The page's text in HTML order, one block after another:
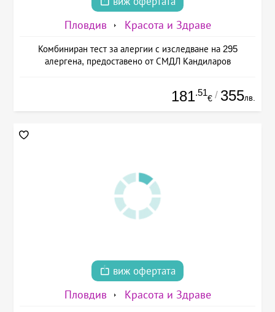
Пловдив Красота и Здраве
Комбиниран тест за алергии с изследване на 295
алергена, предоставено от СМДЛ Кандиларов
181.51
€ / 355лв.
виж офертата
Пловдив Красота и Здраве